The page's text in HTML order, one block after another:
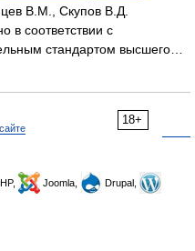
В.М., Скупов В.Д.
в соответствии с
стандартом высшего…
18+
Joomla,
Drupal,